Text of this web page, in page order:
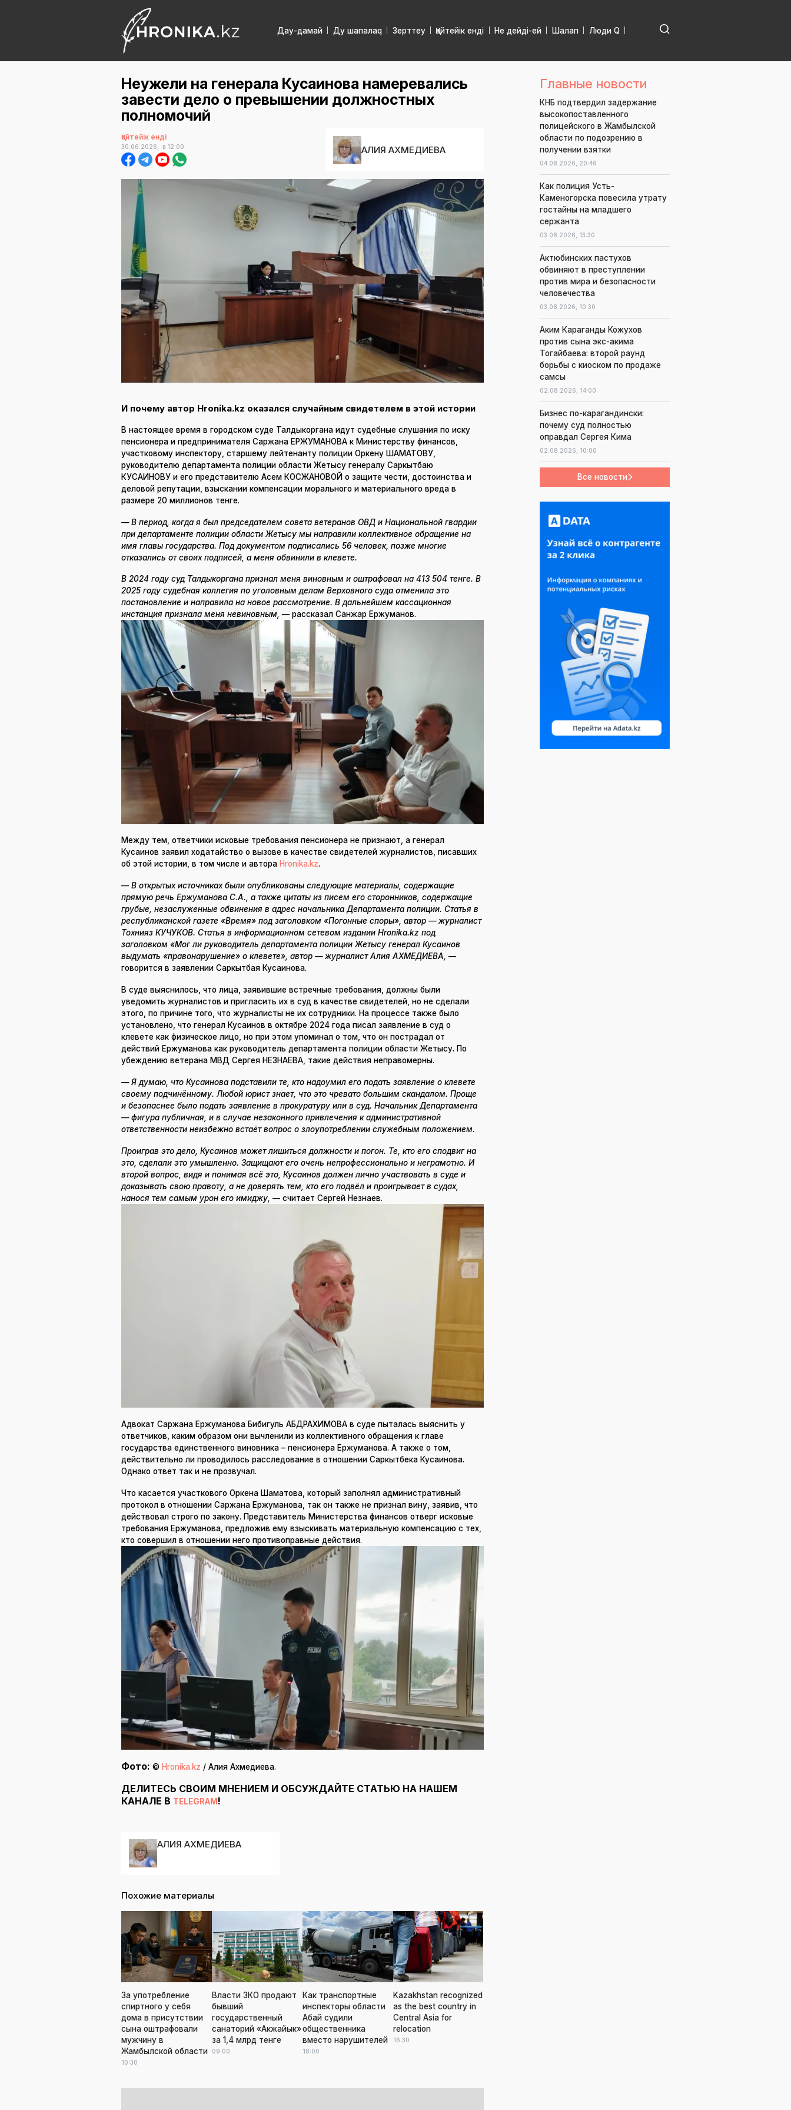
Дау-дамай Ду шапалаq Зерттеу Қайтейік енді Не дейді-ей Шалап Люди Q
Неужели на генерала Кусаинова намеревались
завести дело о превышении должностных
полномочий
Қайтейік енді
30.06.2026, в 12:00 АЛИЯ АХМЕДИЕВА
И почему автор Hronika.kz оказался случайным свидетелем в этой истории
В настоящее время в городском суде Талдыкоргана идут судебные слушания по иску
пенсионера и предпринимателя Саржана ЕРЖУМАНОВА к Министерству финансов,
участковому инспектору, старшему лейтенанту полиции Оркену ШАМАТОВУ,
руководителю департамента полиции области Жетысу генералу Саркытбаю
КУСАИНОВУ и его представителю Асем КОСЖАНОВОЙ о защите чести, достоинства и
деловой репутации, взыскании компенсации морального и материального вреда в
размере 20 миллионов тенге.
— В период, когда я был председателем совета ветеранов ОВД и Национальной гвардии
при департаменте полиции области Жетысу мы направили коллективное обращение на
имя главы государства. Под документом подписались 56 человек, позже многие
отказались от своих подписей, а меня обвинили в клевете.
В 2024 году суд Талдыкоргана признал меня виновным и оштрафовал на 413 504 тенге. В
2025 году судебная коллегия по уголовным делам Верховного суда отменила это
постановление и направила на новое рассмотрение. В дальнейшем кассационная
инстанция признала меня невиновным, — рассказал Санжар Ержуманов.
Между тем, ответчики исковые требования пенсионера не признают, а генерал
Кусаинов заявил ходатайство о вызове в качестве свидетелей журналистов, писавших
об этой истории, в том числе и автора Hronika.kz.
— В открытых источниках были опубликованы следующие материалы, содержащие
прямую речь Ержуманова С.А., а также цитаты из писем его сторонников, содержащие
грубые, незаслуженные обвинения в адрес начальника Департамента полиции. Статья в
республиканской газете «Время» под заголовком «Погонные споры», автор — журналист
Тохнияз КУЧУКОВ. Статья в информационном сетевом издании Hronika.kz под
заголовком «Мог ли руководитель департамента полиции Жетысу генерал Кусаинов
выдумать «правонарушение» о клевете», автор — журналист Алия АХМЕДИЕВА, —
говорится в заявлении Саркытбая Кусаинова.
В суде выяснилось, что лица, заявившие встречные требования, должны были
уведомить журналистов и пригласить их в суд в качестве свидетелей, но не сделали
этого, по причине того, что журналисты не их сотрудники. На процессе также было
установлено, что генерал Кусаинов в октябре 2024 года писал заявление в суд о
клевете как физическое лицо, но при этом упоминал о том, что он пострадал от
действий Ержуманова как руководитель департамента полиции области Жетысу. По
убеждению ветерана МВД Сергея НЕЗНАЕВА, такие действия неправомерны.
— Я думаю, что Кусаинова подставили те, кто надоумил его подать заявление о клевете
своему подчинённому. Любой юрист знает, что это чревато большим скандалом. Проще
и безопаснее было подать заявление в прокуратуру или в суд. Начальник Департамента
— фигура публичная, и в случае незаконного привлечения к административной
ответственности неизбежно встаёт вопрос о злоупотреблении служебным положением.
Проиграв это дело, Кусаинов может лишиться должности и погон. Те, кто его сподвиг на
это, сделали это умышленно. Защищают его очень непрофессионально и неграмотно. И
второй вопрос, видя и понимая всё это, Кусаинов должен лично участвовать в суде и
доказывать свою правоту, а не доверять тем, кто его подвёл и проигрывает в судах,
нанося тем самым урон его имиджу, — считает Сергей Незнаев.
Адвокат Саржана Ержуманова Бибигуль АБДРАХИМОВА в суде пыталась выяснить у
ответчиков, каким образом они вычленили из коллективного обращения к главе
государства единственного виновника – пенсионера Ержуманова. А также о том,
действительно ли проводилось расследование в отношении Саркытбека Кусаинова.
Однако ответ так и не прозвучал.
Что касается участкового Оркена Шаматова, который заполнял административный
протокол в отношении Саржана Ержуманова, так он также не признал вину, заявив, что
действовал строго по закону. Представитель Министерства финансов отверг исковые
требования Ержуманова, предложив ему взыскивать материальную компенсацию с тех,
кто совершил в отношении него противоправные действия.
Фото: © Hronika.kz / Алия Ахмедиева.
ДЕЛИТЕСЬ СВОИМ МНЕНИЕМ И ОБСУЖДАЙТЕ СТАТЬЮ НА НАШЕМ
КАНАЛЕ В TELEGRAM !
АЛИЯ АХМЕДИЕВА
Похожие материалы
За употребление
спиртного у себя
дома в присутствии
сына оштрафовали
мужчину в
Жамбылской области
10:30
Власти ЗКО продают
бывший
государственный
санаторий «Акжайык»
за 1,4 млрд тенге
09:00
Как транспортные
инспекторы области
Абай судили
общественника
вместо нарушителей
18:00
Kazakhstan recognized
as the best country in
Central Asia for
relocation
16:30
Главные новости
КНБ подтвердил задержание
высокопоставленного
полицейского в Жамбылской
области по подозрению в
получении взятки
04.08.2026, 20:46
Как полиция Усть-
Каменогорска повесила утрату
гостайны на младшего
сержанта
03.08.2026, 13:30
Актюбинских пастухов
обвиняют в преступлении
против мира и безопасности
человечества
03.08.2026, 10:30
Аким Караганды Кожухов
против сына экс-акима
Тогайбаева: второй раунд
борьбы с киоском по продаже
самсы
02.08.2026, 14:00
Бизнес по-карагандински:
почему суд полностью
оправдал Сергея Кима
02.08.2026, 10:00
Все новости